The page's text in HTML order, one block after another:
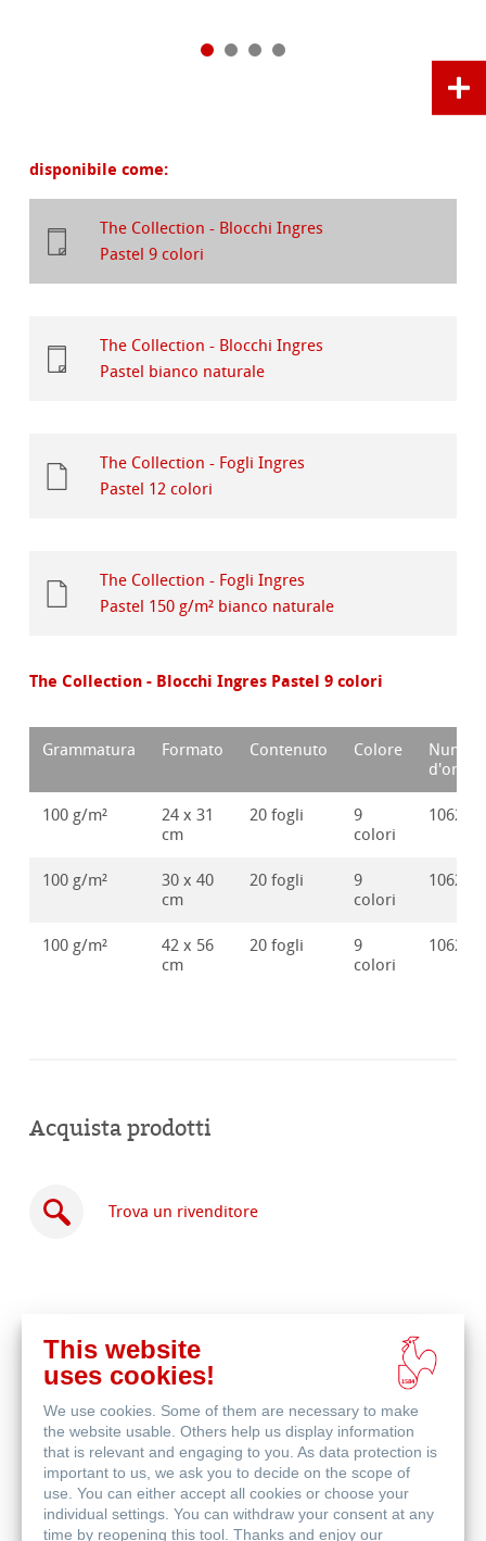
disponibile come:
The Collection - Blocchi Ingres
Pastel 9 colori
The Collection - Blocchi Ingres
Pastel bianco naturale
The Collection - Fogli Ingres
Pastel 12 colori
The Collection - Fogli Ingres
Pastel 150 g/m² bianco naturale
The Collection - Blocchi Ingres Pastel 9 colori
Grammatura Formato Contenuto Colore
100 g/m²
24 x 31
cm
20 fogli
9
colori
100 g/m²
30 x 40
cm
20 fogli
9
colori
100 g/m²
42 x 56
cm
20 fogli
9
colori
Acquista prodotti
Trova un rivenditore
Acquista
online
This website
uses cookies!
We use cookies. Some of them are necessary to make
the website usable. Others help us display information
that is relevant and engaging to you. As data protection is
important to us, we ask you to decide on the scope of
use. You can either accept all cookies or choose your
individual settings. You can withdraw your consent at any
time by reopening this tool. Thanks and enjoy our